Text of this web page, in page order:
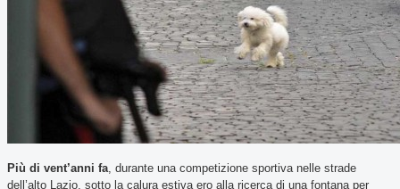
Più di vent’anni fa, durante una competizione sportiva nelle strade
dell’alto Lazio, sotto la calura estiva ero alla ricerca di una fontana per